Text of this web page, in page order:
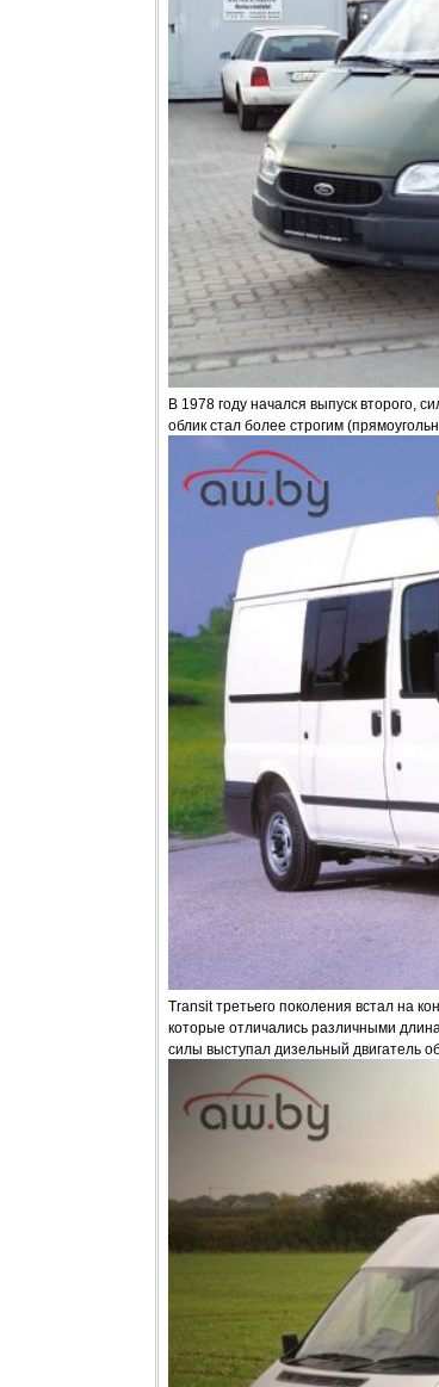
В 1978 году начался выпуск второго,
облик стал более строгим
Transit третьего поколения встал на
которые отличались различными
силы выступал дизельный двигатель